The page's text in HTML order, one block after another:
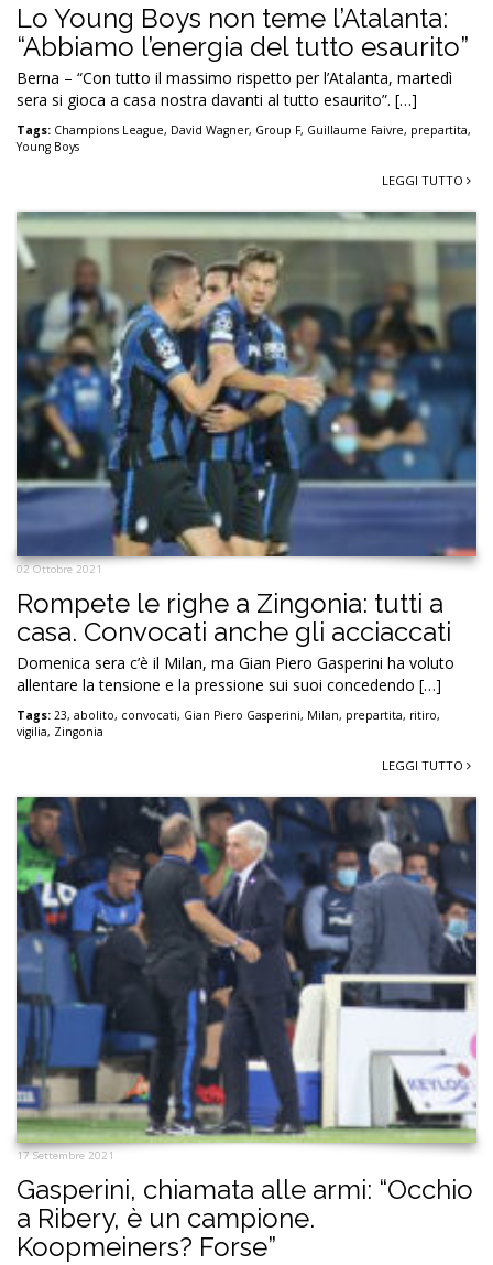
Lo Young Boys non teme l’Atalanta:
“Abbiamo l’energia del tutto esaurito”
Berna – “Con tutto il massimo rispetto per l’Atalanta, martedì
sera si gioca a casa nostra davanti al tutto esaurito”. […]
Tags: Champions League, David Wagner, Group F, Guillaume Faivre, prepartita,
Young Boys
LEGGI TUTTO
02 Ottobre 2021
Rompete le righe a Zingonia: tutti a
casa. Convocati anche gli acciaccati
Domenica sera c’è il Milan, ma Gian Piero Gasperini ha voluto
allentare la tensione e la pressione sui suoi concedendo […]
Tags: 23, abolito, convocati, Gian Piero Gasperini, Milan, prepartita, ritiro,
vigilia, Zingonia
LEGGI TUTTO
17 Settembre 2021
Gasperini, chiamata alle armi: “Occhio
a Ribery, è un campione.
Koopmeiners? Forse”